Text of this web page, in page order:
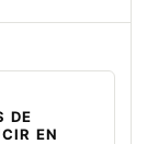
DE
EN